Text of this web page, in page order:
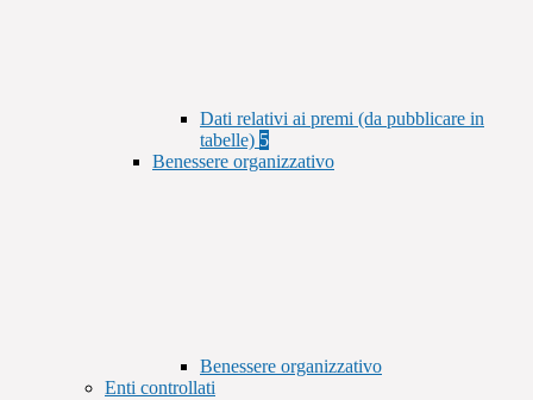
Dati relativi ai premi (da pubblicare in
tabelle) 5
Benessere organizzativo
Benessere organizzativo
Enti controllati